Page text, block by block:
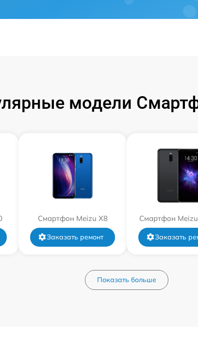
модели
Смартфон Meizu X8
Заказать ремонт
Смартфон
Заказать
Показать больше